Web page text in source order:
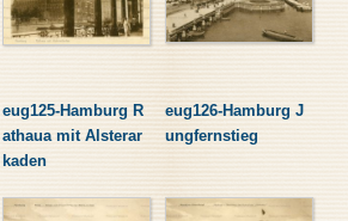
eug125-Hamburg R
athaua mit Alsterar
kaden
eug126-Hamburg J
ungfernstieg